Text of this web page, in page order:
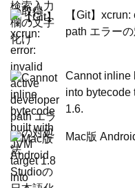
【Git】
path エラー
Cannot inline
into bytecode
1.6.
Mac版